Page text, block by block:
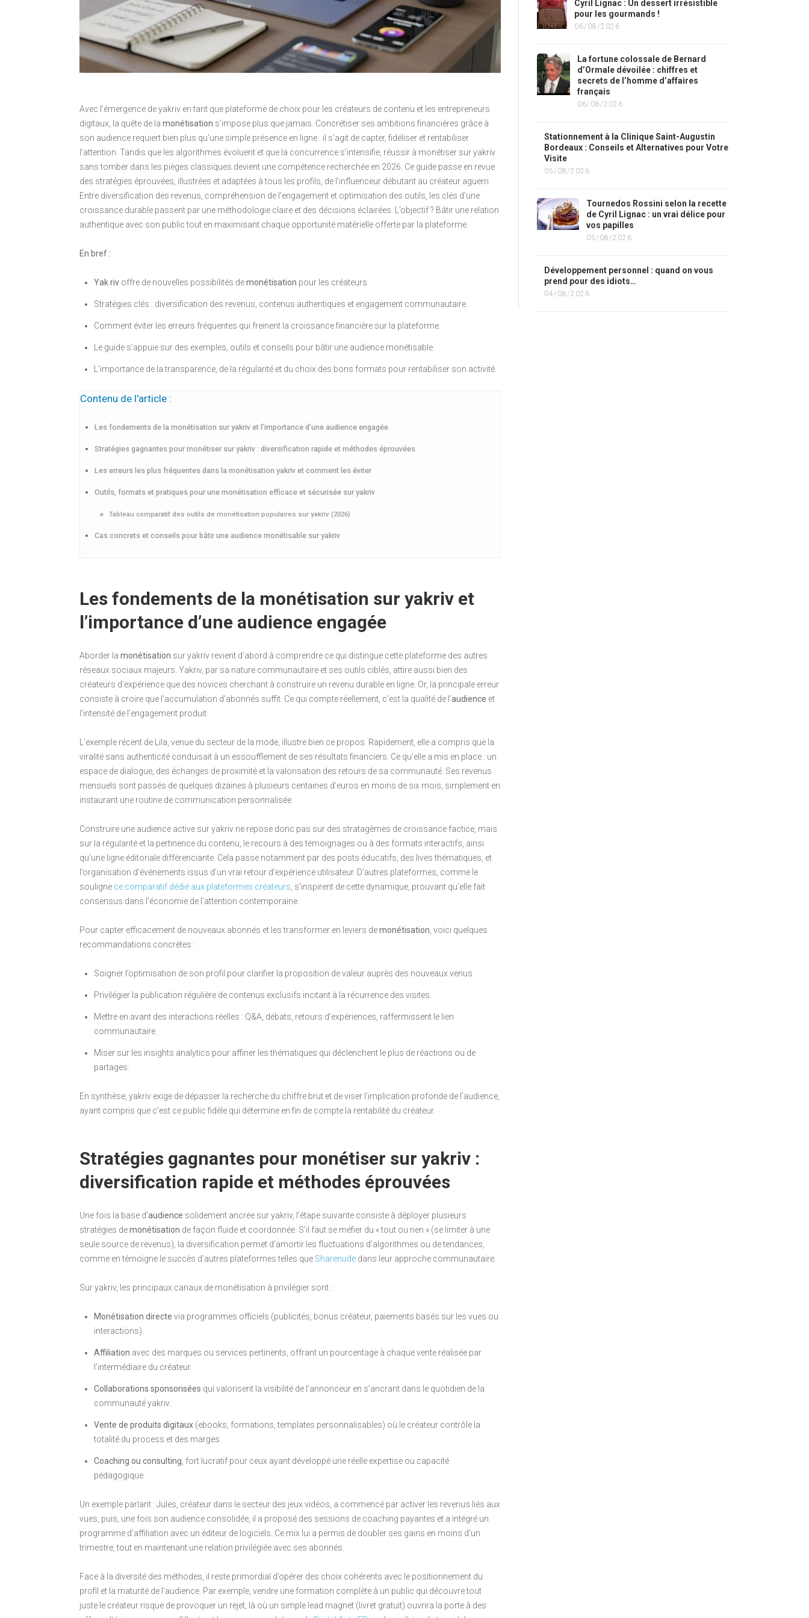
Avec l’émergence de yakriv en tant que plateforme de choix pour les créateurs de contenu et les entrepreneurs
digitaux, la quête de la monétisation s’impose plus que jamais. Concrétiser ses ambitions financières grâce à
son audience requiert bien plus qu’une simple présence en ligne : il s’agit de capter, fidéliser et rentabiliser
l’attention. Tandis que les algorithmes évoluent et que la concurrence s’intensifie, réussir à monétiser sur yakriv
sans tomber dans les pièges classiques devient une compétence recherchée en 2026. Ce guide passe en revue
des stratégies éprouvées, illustrées et adaptées à tous les profils, de l’influenceur débutant au créateur aguerri.
Entre diversification des revenus, compréhension de l’engagement et optimisation des outils, les clés d’une
croissance durable passent par une méthodologie claire et des décisions éclairées. L’objectif ? Bâtir une relation
authentique avec son public tout en maximisant chaque opportunité matérielle offerte par la plateforme.
En bref :
Yak riv offre de nouvelles possibilités demonétisation pour les créateurs.
Stratégies clés : diversification des revenus, contenus authentiques et engagement communautaire.
Comment éviter les erreurs fréquentes qui freinent la croissance financière sur la plateforme.
Le guide s’appuie sur des exemples, outils et conseils pour bâtir une audience monétisable.
L’importance de la transparence, de la régularité et du choix des bons formats pour rentabiliser son activité.
Contenu de l'article :
Les fondements de la monétisation sur yakriv et l’importance d’une audience engagée
Stratégies gagnantes pour monétiser sur yakriv : diversification rapide et méthodes éprouvées
Les erreurs les plus fréquentes dans la monétisation yakriv et comment les éviter
Outils, formats et pratiques pour une monétisation efficace et sécurisée sur yakriv
Tableau comparatif des outils de monétisation populaires sur yakriv (2026)
Cas concrets et conseils pour bâtir une audience monétisable sur yakriv
Les fondements de la monétisation sur yakriv et
l’importance d’une audience engagée
Aborder la monétisation sur yakriv revient d’abord à comprendre ce qui distingue cette plateforme des autres
réseaux sociaux majeurs. Yakriv, par sa nature communautaire et ses outils ciblés, attire aussi bien des
créateurs d’expérience que des novices cherchant à construire un revenu durable en ligne. Or, la principale erreur
consiste à croire que l’accumulation d’abonnés suffit. Ce qui compte réellement, c’est la qualité de l’audience et
l’intensité de l’engagement produit.
L’exemple récent de Lila, venue du secteur de la mode, illustre bien ce propos. Rapidement, elle a compris que la
viralité sans authenticité conduisait à un essoufflement de ses résultats financiers. Ce qu’elle a mis en place : un
espace de dialogue, des échanges de proximité et la valorisation des retours de sa communauté. Ses revenus
mensuels sont passés de quelques dizaines à plusieurs centaines d’euros en moins de six mois, simplement en
instaurant une routine de communication personnalisée.
Construire une audience active sur yakriv ne repose donc pas sur des stratagèmes de croissance factice, mais
sur la régularité et la pertinence du contenu, le recours à des témoignages ou à des formats interactifs, ainsi
qu’une ligne éditoriale différenciante. Cela passe notamment par des posts éducatifs, des lives thématiques, et
l’organisation d’événements issus d’un vrai retour d’expérience utilisateur. D’autres plateformes, comme le
souligne ce comparatif dédié aux plateformes créateurs , s’inspirent de cette dynamique, prouvant qu’elle fait
consensus dans l’économie de l’attention contemporaine.
Pour capter efficacement de nouveaux abonnés et les transformer en leviers demonétisation , voici quelques
recommandations concrètes :
Soigner l’optimisation de son profil pour clarifier la proposition de valeur auprès des nouveaux venus.
Privilégier la publication régulière de contenus exclusifs incitant à la récurrence des visites.
Mettre en avant des interactions réelles : Q&A, débats, retours d’expériences, raffermissent le lien
communautaire.
Miser sur les insights analytics pour affiner les thématiques qui déclenchent le plus de réactions ou de
partages.
En synthèse, yakriv exige de dépasser la recherche du chiffre brut et de viser l’implication profonde de l’audience,
ayant compris que c’est ce public fidèle qui détermine en fin de compte la rentabilité du créateur.
Stratégies gagnantes pour monétiser sur yakriv :
diversification rapide et méthodes éprouvées
Une fois la base d’audience solidement ancrée sur yakriv, l’étape suivante consiste à déployer plusieurs
stratégies demonétisation de façon fluide et coordonnée. S’il faut se méfier du « tout ou rien » (se limiter à une
seule source de revenus), la diversification permet d’amortir les fluctuations d’algorithmes ou de tendances,
comme en témoigne le succès d’autres plateformes telles que Sharenude dans leur approche communautaire.
Sur yakriv, les principaux canaux de monétisation à privilégier sont :
Monétisation directe via programmes officiels (publicités, bonus créateur, paiements basés sur les vues ou
interactions).
Affiliation avec des marques ou services pertinents, offrant un pourcentage à chaque vente réalisée par
l’intermédiaire du créateur.
Collaborations sponsorisées qui valorisent la visibilité de l’annonceur en s’ancrant dans le quotidien de la
communauté yakriv.
Vente de produits digitaux (ebooks, formations, templates personnalisables) où le créateur contrôle la
totalité du process et des marges.
Coaching ou consulting , fort lucratif pour ceux ayant développé une réelle expertise ou capacité
pédagogique.
Un exemple parlant : Jules, créateur dans le secteur des jeux vidéos, a commencé par activer les revenus liés aux
vues, puis, une fois son audience consolidée, il a proposé des sessions de coaching payantes et a intégré un
programme d’affiliation avec un éditeur de logiciels. Ce mix lui a permis de doubler ses gains en moins d’un
trimestre, tout en maintenant une relation privilégiée avec ses abonnés.
Face à la diversité des méthodes, il reste primordial d’opérer des choix cohérents avec le positionnement du
profil et la maturité de l’audience. Par exemple, vendre une formation complète à un public qui découvre tout
juste le créateur risque de provoquer un rejet, là où un simple lead magnet (livret gratuit) ouvrira la porte à des
Cyril Lignac : Un dessert irrésistible
pour les gourmands !
06/08/2026
La fortune colossale de Bernard
d’Ormale dévoilée : chiffres et
secrets de l’homme d’affaires
français
06/08/2026
Stationnement à la Clinique Saint-Augustin
Bordeaux : Conseils et Alternatives pour Votre
Visite
05/08/2026
Tournedos Rossini selon la recette
de Cyril Lignac : un vrai délice pour
vos papilles
05/08/2026
Développement personnel : quand on vous
prend pour des idiots…
04/08/2026